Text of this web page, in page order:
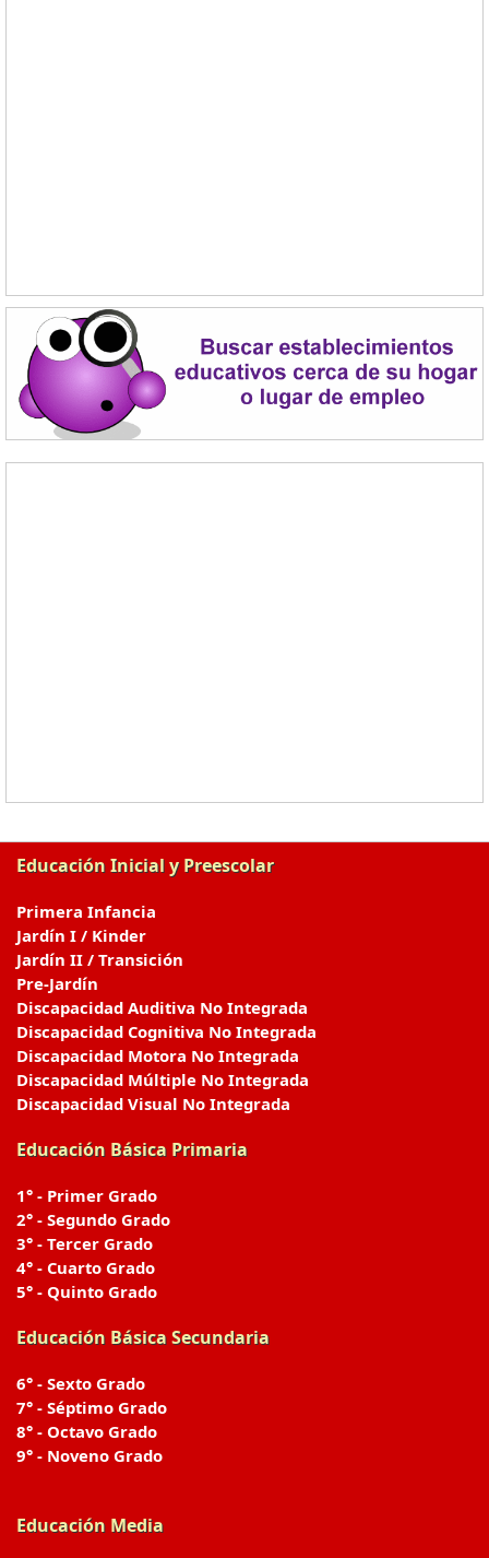
Educación Inicial y Preescolar
Primera Infancia
Jardín I / Kinder
Jardín II / Transición
Pre-Jardín
Discapacidad Auditiva No Integrada
Discapacidad Cognitiva No Integrada
Discapacidad Motora No Integrada
Discapacidad Múltiple No Integrada
Discapacidad Visual No Integrada
Educación Básica Primaria
1° - Primer Grado
2° - Segundo Grado
3° - Tercer Grado
4° - Cuarto Grado
5° - Quinto Grado
Educación Básica Secundaria
6° - Sexto Grado
7° - Séptimo Grado
8° - Octavo Grado
9° - Noveno Grado
Educación Media